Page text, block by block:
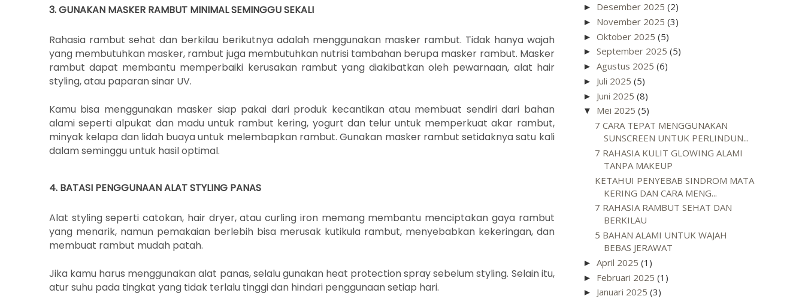
3. GUNAKAN MASKER RAMBUT MINIMAL SEMINGGU SEKALI
Rahasia rambut sehat dan berkilau berikutnya adalah menggunakan masker rambut. Tidak hanya wajah
yang membutuhkan masker, rambut juga membutuhkan nutrisi tambahan berupa masker rambut. Masker
rambut dapat membantu memperbaiki kerusakan rambut yang diakibatkan oleh pewarnaan, alat hair
styling, atau paparan sinar UV.
Kamu bisa menggunakan masker siap pakai dari produk kecantikan atau membuat sendiri dari bahan
alami seperti alpukat dan madu untuk rambut kering, yogurt dan telur untuk memperkuat akar rambut,
minyak kelapa dan lidah buaya untuk melembapkan rambut. Gunakan masker rambut setidaknya satu kali
dalam seminggu untuk hasil optimal.
4. BATASI PENGGUNAAN ALAT STYLING PANAS
Alat styling seperti catokan, hair dryer, atau curling iron memang membantu menciptakan gaya rambut
yang menarik, namun pemakaian berlebih bisa merusak kutikula rambut, menyebabkan kekeringan, dan
membuat rambut mudah patah.
Jika kamu harus menggunakan alat panas, selalu gunakan heat protection spray sebelum styling. Selain itu,
atur suhu pada tingkat yang tidak terlalu tinggi dan hindari penggunaan setiap hari.
► Desember 2025(2)
► November 2025(3)
►Oktober 2025(5)
►September 2025(5)
►Agustus 2025(6)
► Juli 2025(5)
► Juni 2025(8)
▼ Mei 2025(5)
7 CARA TEPAT MENGGUNAKAN
SUNSCREEN UNTUK PERLINDUN...
7 RAHASIA KULIT GLOWING ALAMI
TANPA MAKEUP
KETAHUI PENYEBAB SINDROM MATA
KERING DAN CARA MENG...
7 RAHASIA RAMBUT SEHAT DAN
BERKILAU
5 BAHAN ALAMI UNTUK WAJAH
BEBAS JERAWAT
►April 2025(1)
► Februari 2025(1)
► Januari 2025(3)